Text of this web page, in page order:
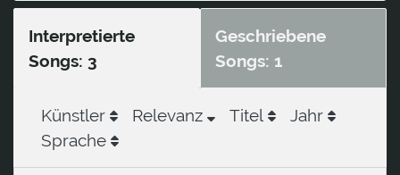
Interpretierte
Songs: 3
Geschriebene
Songs: 1
Künstler Relevanz Titel
Jahr
Sprache